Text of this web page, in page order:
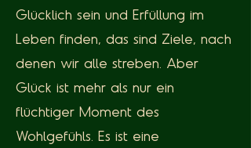
Glücklich sein und Erfüllung im
Leben finden, das sind Ziele, nach
denen wir alle streben. Aber
Glück ist mehr als nur ein
flüchtiger Moment des
Wohlgefühls. Es ist eine